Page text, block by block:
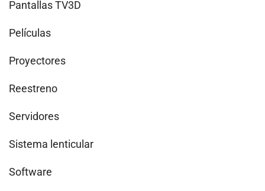
Pantallas TV3D
Películas
Proyectores
Reestreno
Servidores
Sistema lenticular
Software